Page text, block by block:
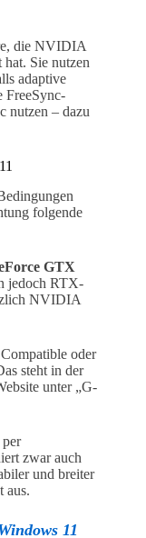
die NVIDIA
Sie nutzen
adaptive
FreeSync-
nutzen – dazu
folgende
GTX
jedoch RTX-
NVIDIA
oder
steht in der
unter „G-
zwar auch
und breiter
aus.
11